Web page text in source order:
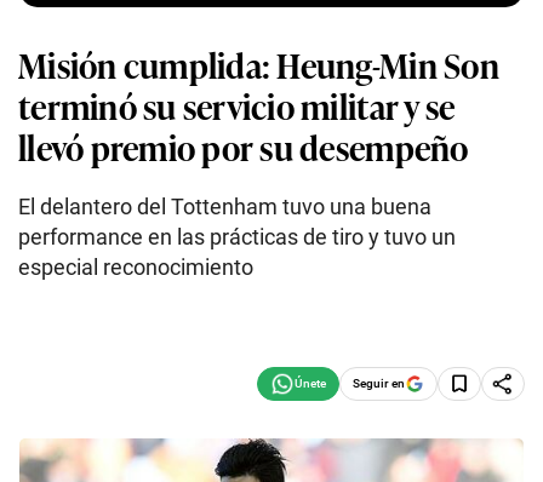
Misión cumplida: Heung-Min Son
terminó su servicio militar y se
llevó premio por su desempeño
El delantero del Tottenham tuvo una buena
performance en las prácticas de tiro y tuvo un
especial reconocimiento
Seguir en